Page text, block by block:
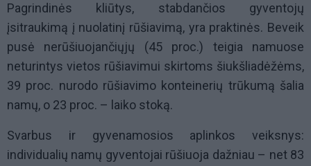
Pagrindinės kliūtys, stabdančios gyventojų
įsitraukimą į nuolatinį rūšiavimą, yra praktinės. Beveik
pusė nerūšiuojančiųjų (45 proc.) teigia namuose
neturintys vietos rūšiavimui skirtoms šiukšliadėžėms,
39 proc. nurodo rūšiavimo konteinerių trūkumą šalia
namų, o 23 proc. – laiko stoką.
Svarbus ir gyvenamosios aplinkos veiksnys:
individualių namų gyventojai rūšiuoja dažniau – net 83